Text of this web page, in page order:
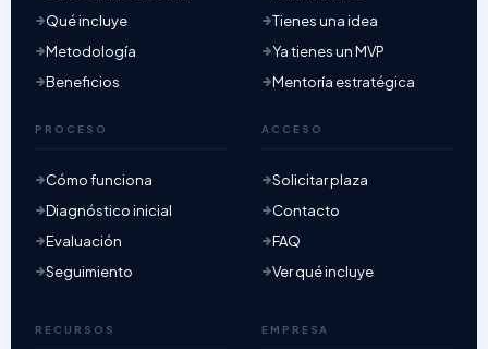
Qué incluye
Metodología
Beneficios
PROCESO
Cómo funciona
Diagnóstico inicial
Evaluación
Seguimiento
Tienes una idea
Ya tienes un MVP
Mentoría estratégica
ACCESO
Solicitar plaza
Contacto
FAQ
Ver qué incluye
RECURSOS EMPRESA